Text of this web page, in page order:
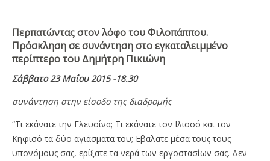
Περπατώντας στον λόφο του Φιλοπάππου.
Πρόσκληση σε συνάντηση στο εγκαταλειμμένο
περίπτερο του Δημήτρη Πικιώνη
Σάββατο 23 Μαΐου 2015 -18.30
συνάντηση στην είσοδο της διαδρομής
“Τι εκάνατε την Ελευσίνα; Τι εκάνατε τον Ιλισσό και τον
Κηφισό τα δύο αγιάσματα του; Εβαλατε μέσα τους τους
υπονόμους σας, ερίξατε τα νερά των εργοστασίων σας. Δεν